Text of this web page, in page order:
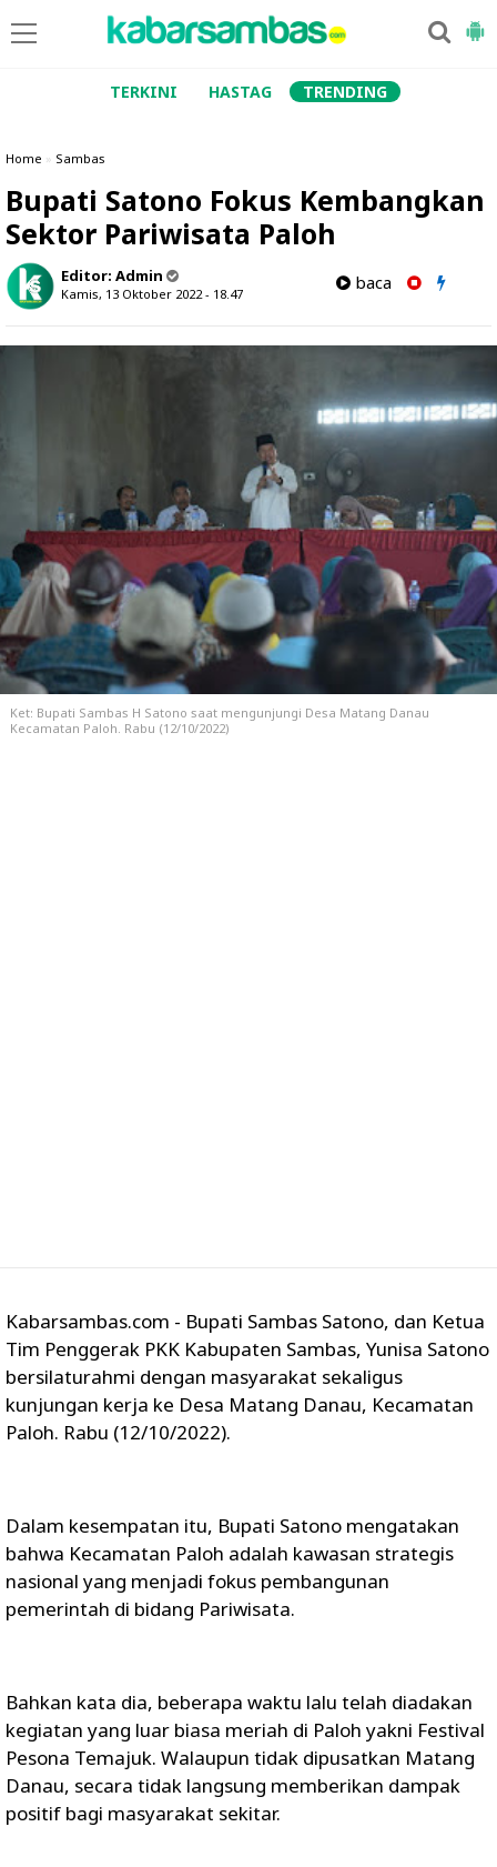
TERKINI HASTAG TRENDING
Home » Sambas
Bupati Satono Fokus Kembangkan
Sektor Pariwisata Paloh
Editor: Admin
Kamis, 13 Oktober 2022 - 18.47
baca
Ket: Bupati Sambas H Satono saat mengunjungi Desa Matang Danau
Kecamatan Paloh. Rabu (12/10/2022)
Kabarsambas.com - Bupati Sambas Satono, dan Ketua
Tim Penggerak PKK Kabupaten Sambas, Yunisa Satono
bersilaturahmi dengan masyarakat sekaligus
kunjungan kerja ke Desa Matang Danau, Kecamatan
Paloh. Rabu (12/10/2022).
Dalam kesempatan itu, Bupati Satono mengatakan
bahwa Kecamatan Paloh adalah kawasan strategis
nasional yang menjadi fokus pembangunan
pemerintah di bidang Pariwisata.
Bahkan kata dia, beberapa waktu lalu telah diadakan
kegiatan yang luar biasa meriah di Paloh yakni Festival
Pesona Temajuk. Walaupun tidak dipusatkan Matang
Danau, secara tidak langsung memberikan dampak
positif bagi masyarakat sekitar.